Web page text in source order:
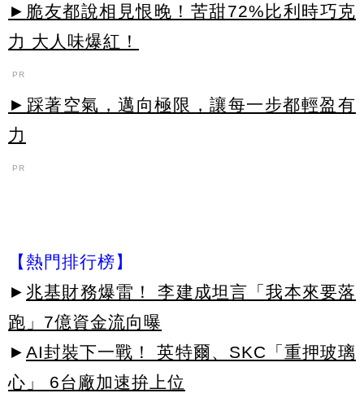
►脆友都說相見恨晚！苦甜72%比利時巧克
力 大人味爆紅！
PR
►踩著空氣，邁向極限，讓每一步都輕盈有
力
PR
【熱門排行榜】
► 兆基財務爆雷！ 李建成坦言「我本來要落
跑」7億資金流向曝
► AI封裝下一戰！ 英特爾、SKC「重押玻璃
心」 6台廠加速拚上位